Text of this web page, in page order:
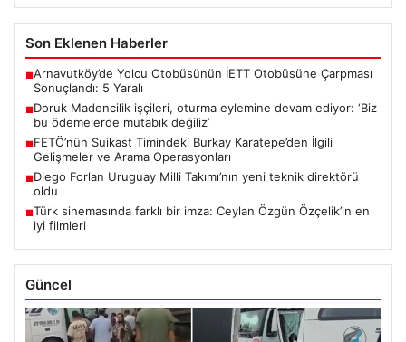
Son Eklenen Haberler
■Arnavutköy’de Yolcu Otobüsünün İETT Otobüsüne Çarpması
Sonuçlandı: 5 Yaralı
■Doruk Madencilik işçileri, oturma eylemine devam ediyor: ‘Biz
bu ödemelerde mutabık değiliz’
■FETÖ’nün Suikast Timindeki Burkay Karatepe’den İlgili
Gelişmeler ve Arama Operasyonları
■Diego Forlan Uruguay Milli Takımı’nın yeni teknik direktörü
oldu
■Türk sinemasında farklı bir imza: Ceylan Özgün Özçelik’in en
iyi filmleri
Güncel